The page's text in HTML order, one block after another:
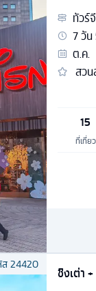
ทัวร์
7วัน
ต.ค.
สว
15
ที่เที่ยว
24420
ชิงเต่า